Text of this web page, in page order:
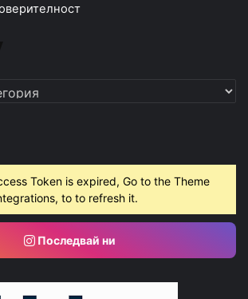
Token is expired, Go to the Theme
to to refresh it.
Последвай ни